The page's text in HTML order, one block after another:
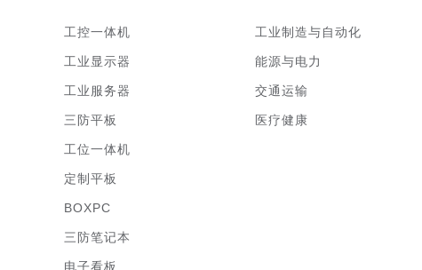
工控一体机
工业显示器
工业服务器
三防平板
工位一体机
定制平板
BOXPC
三防笔记本
电子看板
工业制造与自动化
能源与电力
交通运输
医疗健康